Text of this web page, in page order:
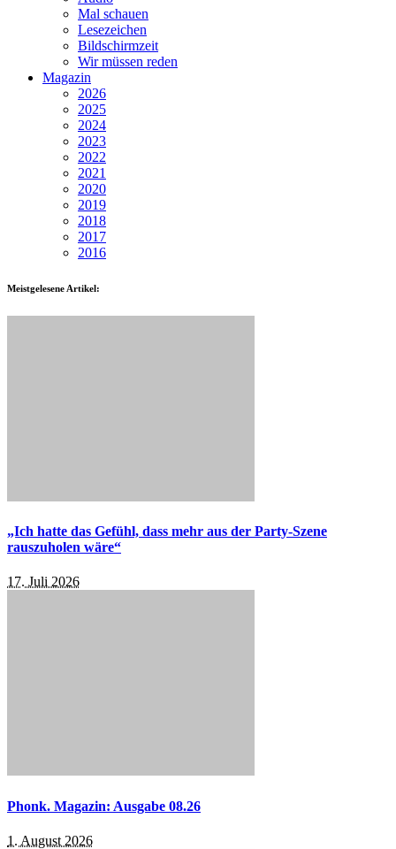
Mal schauen
Lesezeichen
Bildschirmzeit
Wir müssen reden
Magazin
2026
2025
2024
2023
2022
2021
2020
2019
2018
2017
2016
Meistgelesene Artikel:
„Ich hatte das Gefühl, dass mehr aus der Party-Szene
rauszuholen wäre“
17. Juli 2026
Phonk. Magazin: Ausgabe 08.26
1. August 2026